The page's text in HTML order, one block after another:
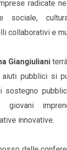
radicate
sociale,
collaborativi e
Giangiuliani
pubblici si
sostegno
innovative.